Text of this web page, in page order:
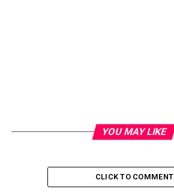
YOU MAY LIKE
CLICK TO COMMENT